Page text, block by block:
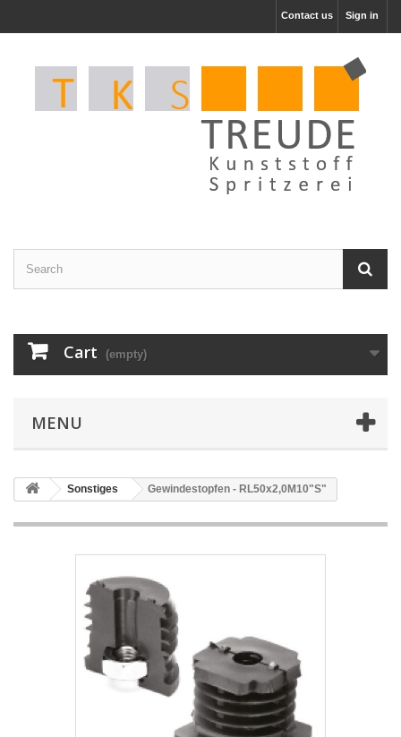
Sign in
Contact us
Cart (empty)
MENU
Sonstiges Gewindestopfen - RL50x2,0M10"S"